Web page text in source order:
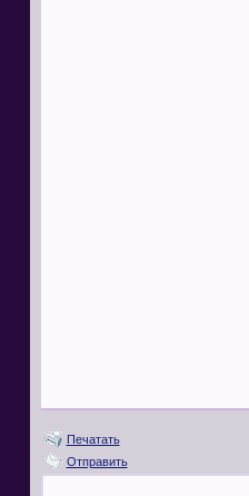
Печатать
Отправить